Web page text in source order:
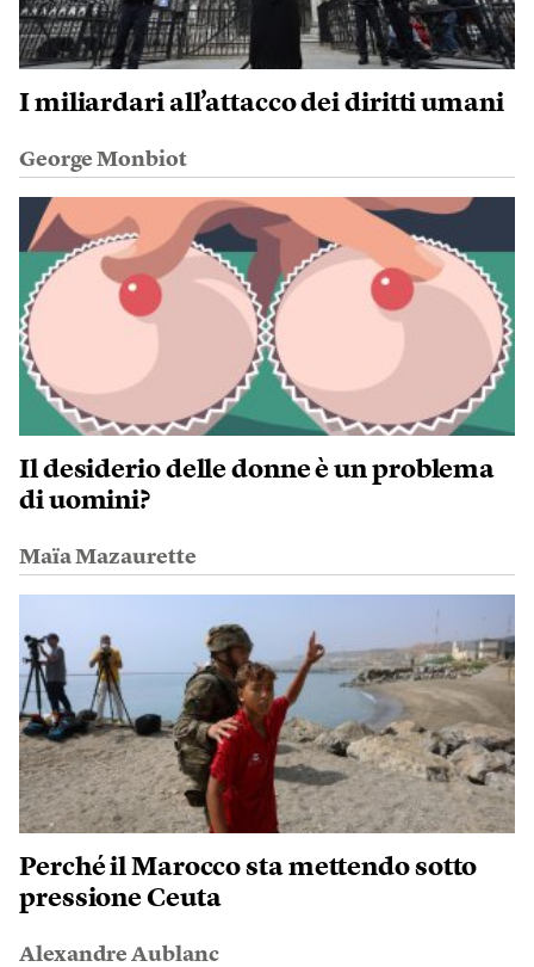
I miliardari all’attacco dei diritti umani
George Monbiot
Il desiderio delle donne è un problema
di uomini?
Maïa Mazaurette
Perché il Marocco sta mettendo sotto
pressione Ceuta
Alexandre Aublanc